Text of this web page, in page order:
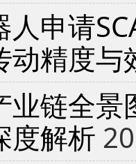
申请
动精度与
业链全
度解析